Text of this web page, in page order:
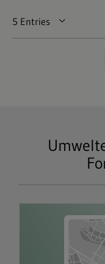
5 Entries Per Page